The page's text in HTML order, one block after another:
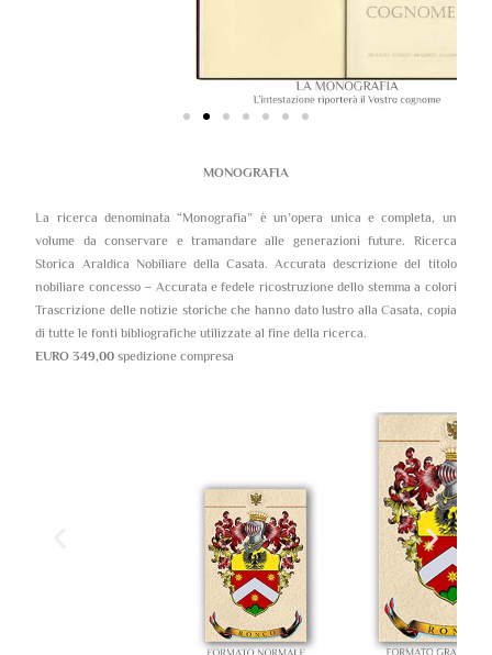
MONOGRAFIA
La ricerca denominata “Monografia” è un’opera unica e completa, un
volume da conservare e tramandare alle generazioni future. Ricerca
Storica Araldica Nobiliare della Casata. Accurata descrizione del titolo
nobiliare concesso – Accurata e fedele ricostruzione dello stemma a colori
Trascrizione delle notizie storiche che hanno dato lustro alla Casata, copia
di tutte le fonti bibliografiche utilizzate al fine della ricerca.
EURO 349,00 spedizione compresa